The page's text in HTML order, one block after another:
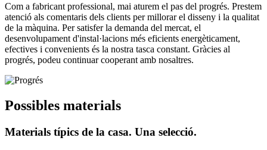
Com a fabricant professional, mai aturem el pas del progrés. Prestem
atenció als comentaris dels clients per millorar el disseny i la qualitat
de la màquina. Per satisfer la demanda del mercat, el
desenvolupament d'instal·lacions més eficients energèticament,
efectives i convenients és la nostra tasca constant. Gràcies al
progrés, podeu continuar cooperant amb nosaltres.
Possibles materials
Materials típics de la casa. Una selecció.